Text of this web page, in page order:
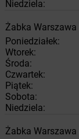
Niedziela:
Żabka Warszawa
Poniedziałek:
Wtorek:
Środa:
Czwartek:
Piątek:
Sobota:
Niedziela:
Żabka Warszawa